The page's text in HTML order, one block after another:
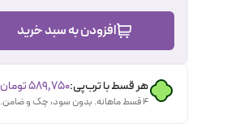
افزودن به سبد خرید
هر قسط با ترب‌پی:۵۸۹٬۷۵۰تومان
۴ قسط ماهانه. بدون سود، چک و ضامن.